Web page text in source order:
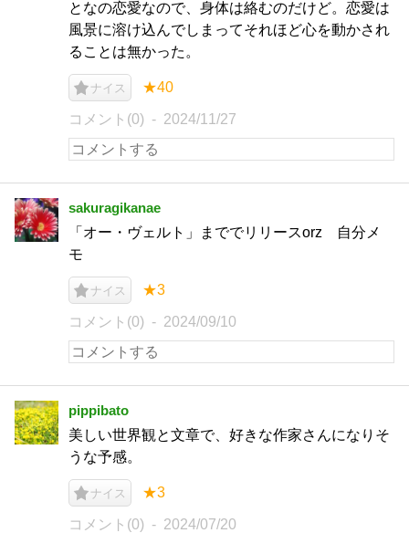
となの恋愛なので、身体は絡むのだけど。恋愛は
風景に溶け込んでしまってそれほど心を動かされ
ることは無かった。
ナイス ★40
コメント(0) 2024/11/27
sakuragikanae
「オー・ヴェルト」まででリリースorz 自分メ
モ
ナイス ★3
コメント(0) 2024/09/10
pippibato
美しい世界観と文章で、好きな作家さんになりそ
うな予感。
ナイス ★3
コメント(0) 2024/07/20